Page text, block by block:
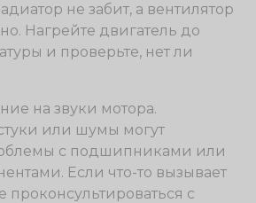
не забит, а вентилятор
Нагрейте двигатель до
и проверьте, нет ли
на звуки мотора.
или шумы могут
с подшипниками или
Если что-то вызывает
с